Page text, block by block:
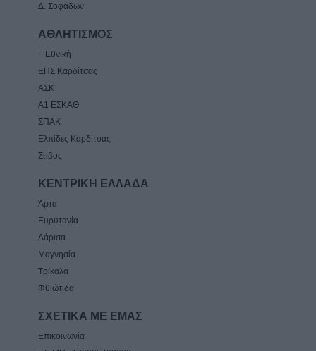
Δ. Σοφάδων
ΑΘΛΗΤΙΣΜΟΣ
Γ Εθνική
ΕΠΣ Καρδίτσας
ΑΣΚ
Α1 ΕΣΚΑΘ
ΣΠΑΚ
Ελπίδες Καρδίτσας
Στίβος
ΚΕΝΤΡΙΚΗ ΕΛΛΑΔΑ
Άρτα
Ευρυτανία
Λάρισα
Μαγνησία
Τρίκαλα
Φθιώτιδα
ΣΧΕΤΙΚΑ ΜΕ ΕΜΑΣ
Επικοινωνία